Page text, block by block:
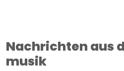
Nachrichten aus
musik